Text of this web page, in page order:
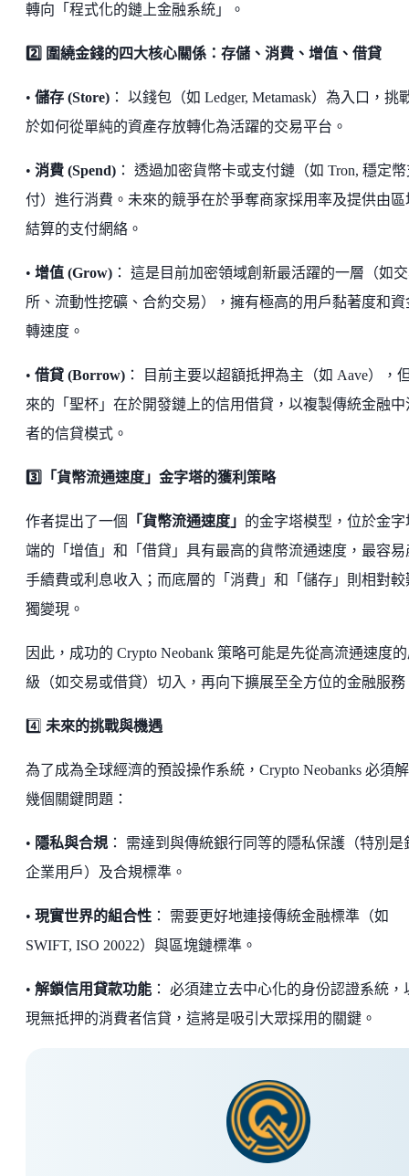
轉向「程式化的鏈上金融系統」。
2️⃣ 圍繞金錢的四大核心關係：存儲、消費、增值、借貸
• 儲存 (Store) ： 以錢包（如 Ledger, Metamask）為入口，挑
於如何從單純的資產存放轉化為活躍的交易平台。
• 消費 (Spend) ： 透過加密貨幣卡或支付鏈（如 Tron, 穩定
付）進行消費。未來的競爭在於爭奪商家採用率及提供由區
結算的支付網絡。
• 增值 (Grow) ： 這是目前加密領域創新最活躍的一層（如
所、流動性挖礦、合約交易），擁有極高的用戶黏著度和資
轉速度。
• 借貸 (Borrow) ： 目前主要以超額抵押為主（如 Aave），
來的「聖杯」在於開發鏈上的信用借貸，以複製傳統金融中
者的信貸模式。
3️⃣「貨幣流通速度」金字塔的獲利策略
作者提出了一個 「貨幣流通速度」 的金字塔模型，位於金字
端的「增值」和「借貸」具有最高的貨幣流通速度，最容易
手續費或利息收入；而底層的「消費」和「儲存」則相對較
獨變現。
因此，成功的 Crypto Neobank 策略可能是先從高流通速度
級（如交易或借貸）切入，再向下擴展至全方位的金融服務
4️⃣ 未來的挑戰與機遇
為了成為全球經濟的預設操作系統，Crypto Neobanks 必須
幾個關鍵問題：
• 隱私與合規 ： 需達到與傳統銀行同等的隱私保護（特別是
企業用戶）及合規標準。
• 現實世界的組合性 ： 需要更好地連接傳統金融標準（如
SWIFT, ISO 20022）與區塊鏈標準。
• 解鎖信用貸款功能 ： 必須建立去中心化的身份認證系統，
現無抵押的消費者信貸，這將是吸引大眾採用的關鍵。